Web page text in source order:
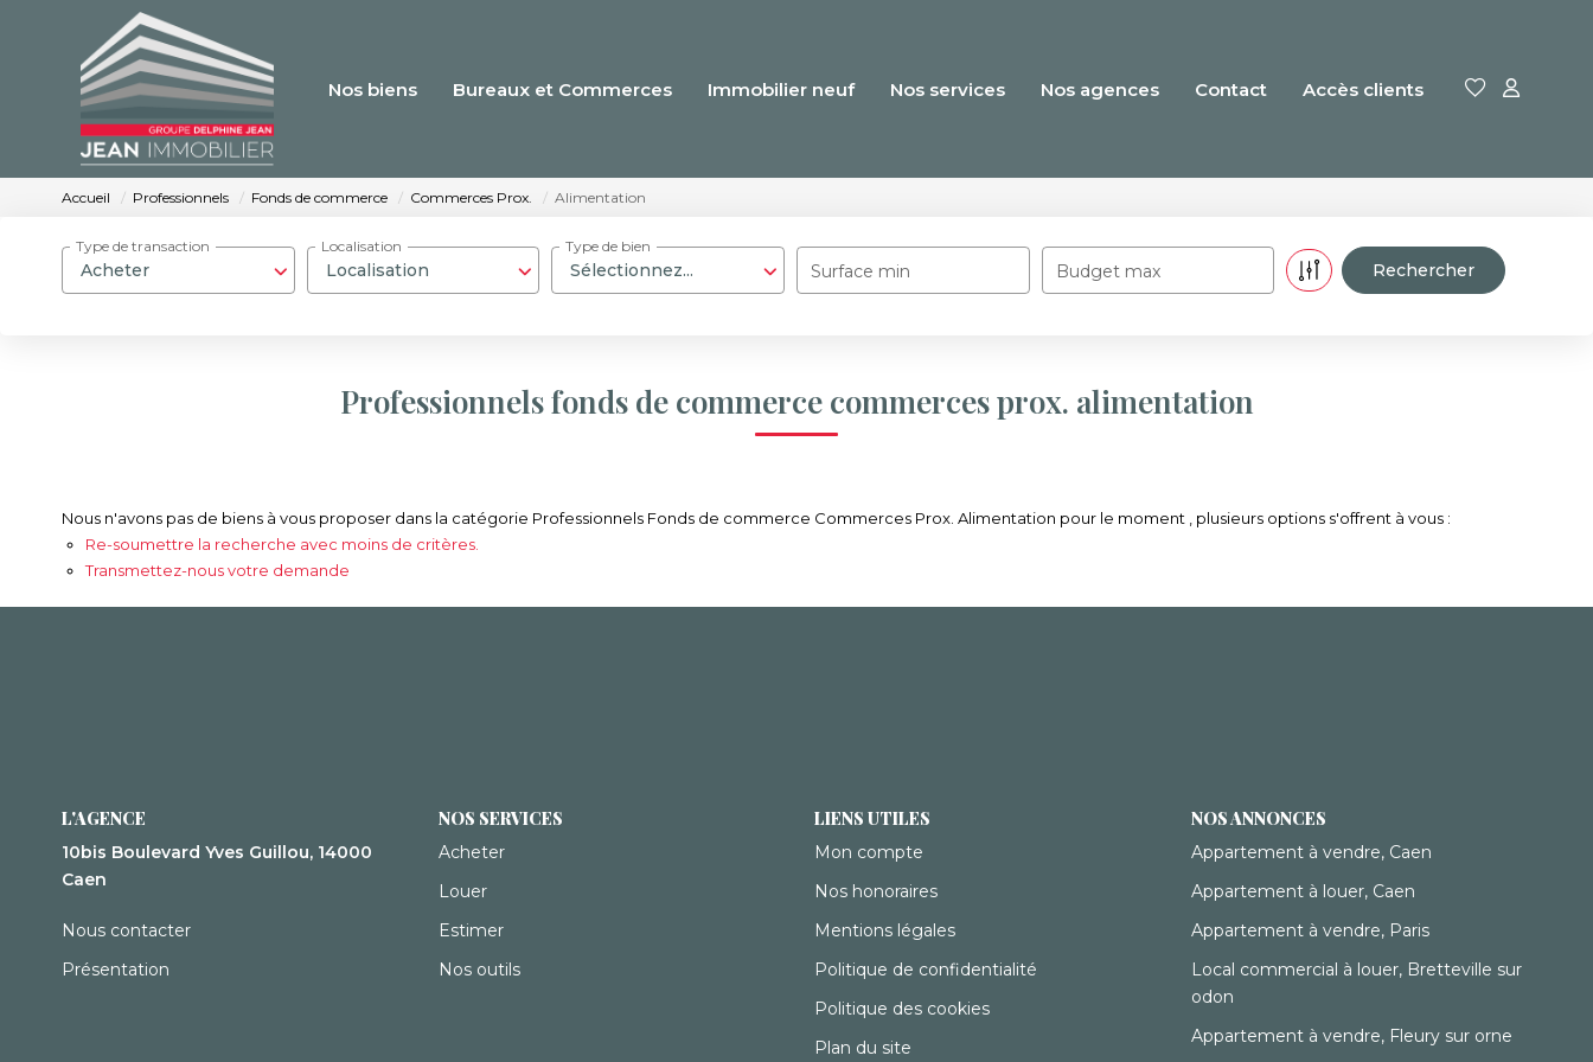
Nos biens Bureaux et Commerces Immobilier neuf Nos services Nos agences Contact Accès clients
Accueil Professionnels Fonds de commerce Commerces Prox. Alimentation
Acheter
Type de transaction
Localisation
Localisation
Sélectionnez...
Type de bien
Surface min Budget max
Professionnels fonds de commerce commerces prox. alimentation
Nous n'avons pas de biens à vous proposer dans la catégorie Professionnels Fonds de commerce Commerces Prox. Alimentation pour le moment , plusieurs options s'offrent à vous :
Re-soumettre la recherche avec moins de critères.
Transmettez-nous votre demande
L'AGENCE
10bis Boulevard Yves Guillou, 14000
Caen
Nous contacter
Présentation
NOS SERVICES
Acheter
Louer
Estimer
Nos outils
LIENS UTILES
Mon compte
Nos honoraires
Mentions légales
Politique de confidentialité
Politique des cookies
Plan du site
NOS ANNONCES
Appartement à vendre, Caen
Appartement à louer, Caen
Appartement à vendre, Paris
Local commercial à louer, Bretteville sur
odon
Appartement à vendre, Fleury sur orne